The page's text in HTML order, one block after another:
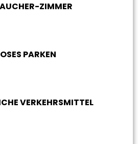
ZIMMER
PARKEN
VERKEHRSMITTEL